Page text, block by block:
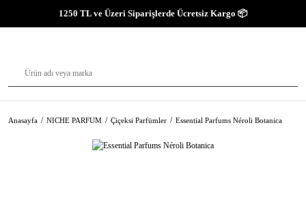
1250 TL ve Üzeri Siparişlerde Ücretsiz Kargo 📦
Anasayfa NICHE PARFUM Çiçeksi Parfümler Essential Parfums Néroli Botanica